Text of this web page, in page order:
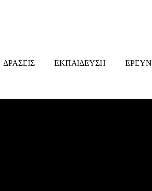
ΔΡΑΣΕΙΣ ΕΚΠΑΙΔΕΥΣΗ